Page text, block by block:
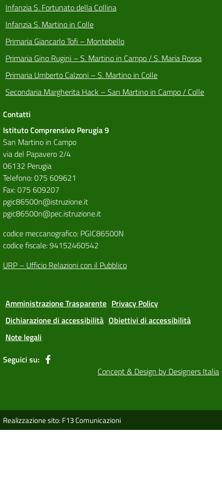
Infanzia S. Fortunato della Collina
Infanzia S. Martino in Colle
Primaria Giancarlo Tofi – Montebello
Primaria Gino Rugini – S. Martino in Campo / S. Maria Rossa
Primaria Umberto Calzoni – S. Martino in Colle
Secondaria Margherita Hack – San Martino in Campo / Colle
Contatti
Istituto Comprensivo Perugia 9
San Martino in Campo
via del Papavero 2/4
06132 Perugia
Telefono: 075 609621
Fax: 075 609207
pgic86500n@istruzione.it
pgic86500n@pec.istruzione.it
codice meccanografico: PGIC86500N
codice fiscale: 94152460542
URP – Ufficio Relazioni con il Pubblico
Amministrazione Trasparente Privacy Policy
Dichiarazione di accessibilità Obiettivi di accessibilità
Note legali
Seguici su:
Concept & Design by Designers Italia
Realizzazione sito: F13 Comunicazioni